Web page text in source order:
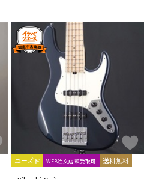
ユーズド WEB注文店頭受取可 送料無料